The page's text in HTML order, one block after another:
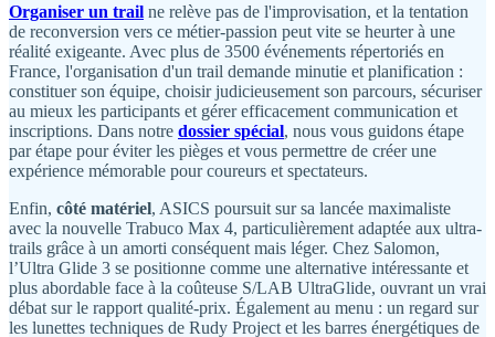
Organiser un trail ne relève pas de l'improvisation, et la tentation
de reconversion vers ce métier-passion peut vite se heurter à une
réalité exigeante. Avec plus de 3500 événements répertoriés en
France, l'organisation d'un trail demande minutie et planification :
constituer son équipe, choisir judicieusement son parcours, sécuriser
au mieux les participants et gérer efficacement communication et
inscriptions. Dans notre dossier spécial, nous vous guidons étape
par étape pour éviter les pièges et vous permettre de créer une
expérience mémorable pour coureurs et spectateurs.
Enfin, côté matériel, ASICS poursuit sur sa lancée maximaliste
avec la nouvelle Trabuco Max 4, particulièrement adaptée aux ultra-
trails grâce à un amorti conséquent mais léger. Chez Salomon,
l’Ultra Glide 3 se positionne comme une alternative intéressante et
plus abordable face à la coûteuse S/LAB UltraGlide, ouvrant un vrai
débat sur le rapport qualité-prix. Également au menu : un regard sur
les lunettes techniques de Rudy Project et les barres énergétiques de